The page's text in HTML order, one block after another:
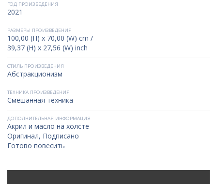
ГОД ПРОИЗВЕДЕНИЯ
2021
РАЗМЕРЫ ПРОИЗВЕДЕНИЯ
100,00 (H) x 70,00 (W) cm /
39,37 (H) x 27,56 (W) inch
СТИЛЬ ПРОИЗВЕДЕНИЯ
Абстракционизм
ТЕХНИКА ПРОИЗВЕДЕНИЯ
Смешанная техника
ДОПОЛНИТЕЛЬНАЯ ИНФОРМАЦИЯ
Акрил и масло на холсте
Оригинал, Подписано
Готово повесить